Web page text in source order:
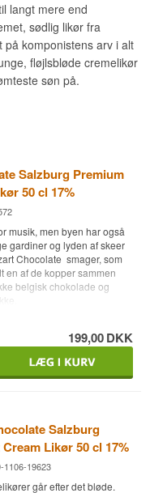
langt mere end
sødlig likør fra
på komponistens arv i alt
fløjlsbløde cremelikør
søn på.
Salzburg Premium
50 cl 17%
musik, men byen har også
gardiner og lyden af skeer
Chocolate smager, som
af de kopper sammen
belgisk chokolade og
en Østrigsk Chokoladelikør
Distillerie i Salzburg, lavet
chokolade, fløde og
til én disciplin:
arbejder med
chokolade og vanilje, og
i serien, hvor ristningen får
kalder selv
199,00DKK
Salzburg
Likør 50 cl 17%
1106-19623
går efter det bløde.